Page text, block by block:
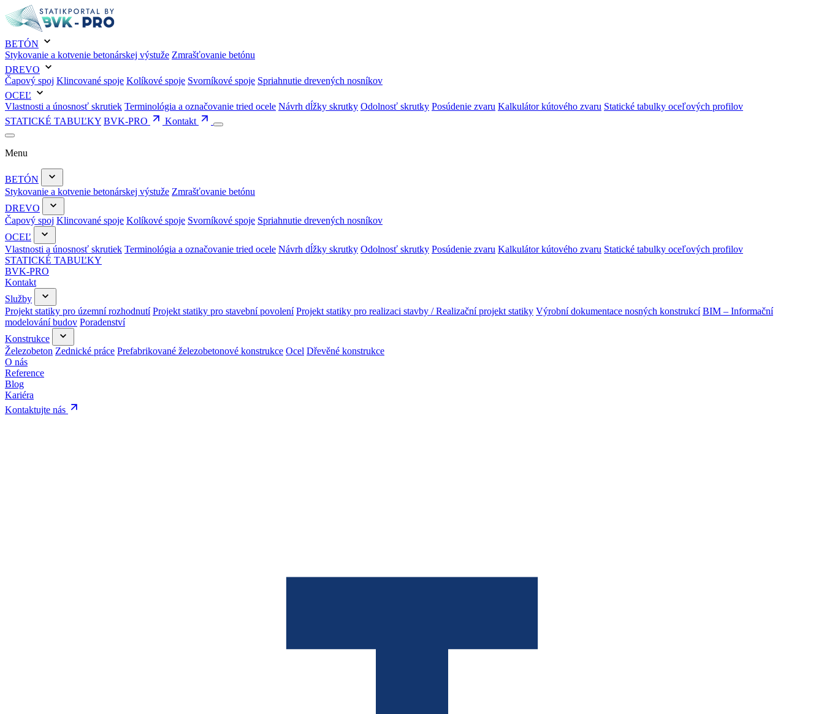
BETÓN
Stykovanie a kotvenie betonárskej výstuže Zmrašťovanie betónu
DREVO
Čapový spoj Klincované spoje Kolíkové spoje Svorníkové spoje Spriahnutie drevených nosníkov
OCEĽ
Vlastnosti a únosnosť skrutiek Terminológia a označovanie tried ocele Návrh dĺžky skrutky Odolnosť skrutky Posúdenie zvaru Kalkulátor kútového zvaru Statické tabulky oceľových profilov
STATICKÉ TABUĽKY BVK-PRO Kontakt
Menu
BETÓN
Stykovanie a kotvenie betonárskej výstuže Zmrašťovanie betónu
DREVO
Čapový spoj Klincované spoje Kolíkové spoje Svorníkové spoje Spriahnutie drevených nosníkov
OCEĽ
Vlastnosti a únosnosť skrutiek Terminológia a označovanie tried ocele Návrh dĺžky skrutky Odolnosť skrutky Posúdenie zvaru Kalkulátor kútového zvaru Statické tabulky oceľových profilov
STATICKÉ TABUĽKY
BVK-PRO
Kontakt
Služby
Projekt statiky pro územní rozhodnutí Projekt statiky pro stavební povolení Projekt statiky pro realizaci stavby / Realizační projekt statiky Výrobní dokumentace nosných konstrukcí BIM – Informační
modelování budov Poradenství
Konstrukce
Železobeton Zednické práce Prefabrikované železobetonové konstrukce Ocel Dřevěné konstrukce
O nás
Reference
Blog
Kariéra
Kontaktujte nás